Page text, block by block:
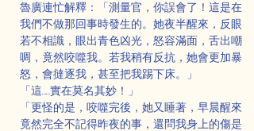
魯廣連忙解釋：「測量官，你誤會了！這是在
我們不做那回事時發生的。她夜半醒來，反眼
若不相識，眼出青色凶光，怒容滿面，舌出嘲
啁，竟然咬噬我。若我稍有反抗，她會更加暴
怒，會撻逐我，甚至把我踢下床。」
「這……實在莫名其妙！」
「更怪的是，咬噬完後，她又睡著，早晨醒來
竟然完全不記得昨夜的事，還問我身上的傷是